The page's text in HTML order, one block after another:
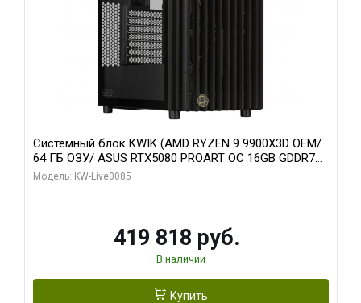
Системный блок KWIK (AMD RYZEN 9 9900X3D OEM/
64 ГБ ОЗУ/ ASUS RTX5080 PROART OC 16GB GDDR7
256bit Type-C DP 2/ 960 ГБ SSD)
Модель: KW-Live0085
419 818 руб.
В наличии
Купить